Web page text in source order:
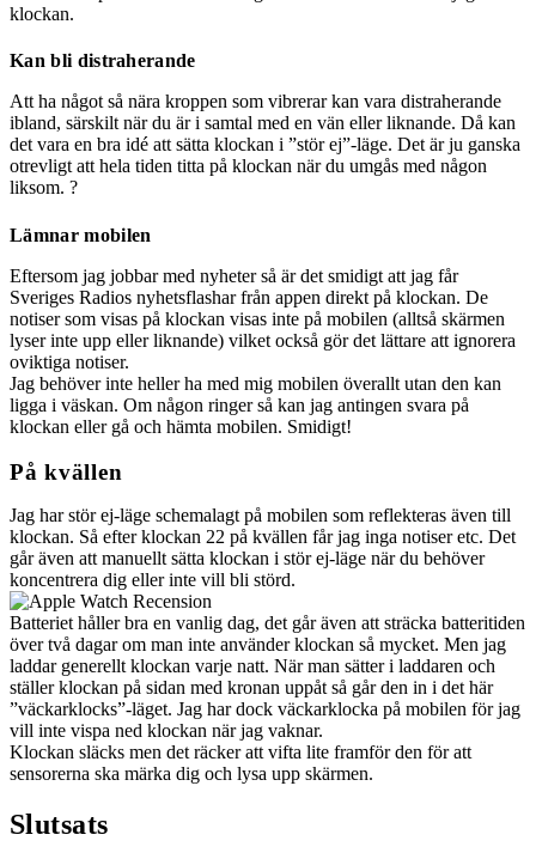
klockan.
Kan bli distraherande
Att ha något så nära kroppen som vibrerar kan vara distraherande
ibland, särskilt när du är i samtal med en vän eller liknande. Då kan
det vara en bra idé att sätta klockan i ”stör ej”-läge. Det är ju ganska
otrevligt att hela tiden titta på klockan när du umgås med någon
liksom. ?
Lämnar mobilen
Eftersom jag jobbar med nyheter så är det smidigt att jag får
Sveriges Radios nyhetsflashar från appen direkt på klockan. De
notiser som visas på klockan visas inte på mobilen (alltså skärmen
lyser inte upp eller liknande) vilket också gör det lättare att ignorera
oviktiga notiser.
Jag behöver inte heller ha med mig mobilen överallt utan den kan
ligga i väskan. Om någon ringer så kan jag antingen svara på
klockan eller gå och hämta mobilen. Smidigt!
På kvällen
Jag har stör ej-läge schemalagt på mobilen som reflekteras även till
klockan. Så efter klockan 22 på kvällen får jag inga notiser etc. Det
går även att manuellt sätta klockan i stör ej-läge när du behöver
koncentrera dig eller inte vill bli störd.
Batteriet håller bra en vanlig dag, det går även att sträcka batteritiden
över två dagar om man inte använder klockan så mycket. Men jag
laddar generellt klockan varje natt. När man sätter i laddaren och
ställer klockan på sidan med kronan uppåt så går den in i det här
”väckarklocks”-läget. Jag har dock väckarklocka på mobilen för jag
vill inte vispa ned klockan när jag vaknar.
Klockan släcks men det räcker att vifta lite framför den för att
sensorerna ska märka dig och lysa upp skärmen.
Slutsats